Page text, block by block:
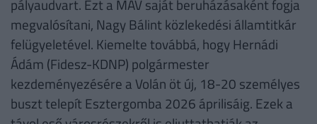
pályaudvart. Ezt a MÁV saját beruházásaként fogja
megvalósítani, Nagy Bálint közlekedési államtitkár
felügyeletével. Kiemelte továbbá, hogy Hernádi
Ádám (Fidesz-KDNP) polgármester
kezdeményezésére a Volán öt új, 18-20 személyes
buszt telepít Esztergomba 2026 áprilisáig. Ezek a